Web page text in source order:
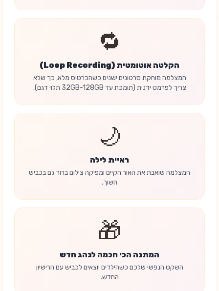
🔁
הקלטה אוטומטית (Loop Recording)
המצלמה מוחקת סרטונים ישנים כשהכרטיס מלא, כך שלא
צריך לפרמט ידנית (תומכת עד 32GB-128GB תלוי דגם).
🌙
ראיית לילה
המצלמה שואבת את האור הקיים ומפיקה צילום ברור גם בכביש
חשוך.
🎁
המתנה הכי חכמה לנהג חדש
השקט הנפשי שלכם כשהילדים יוצאים לכביש עם הרישיון
החדש.